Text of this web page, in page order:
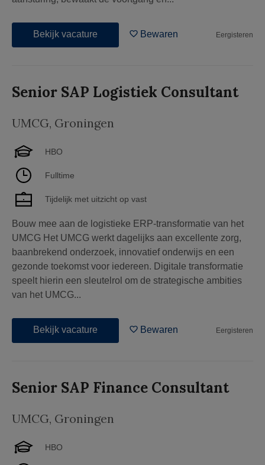
Bekijk vacature Bewaren Eergisteren
Senior SAP Logistiek Consultant
UMCG, Groningen
HBO
Fulltime
Tijdelijk met uitzicht op vast
Bouw mee aan de logistieke ERP-transformatie van het
UMCG Het UMCG werkt dagelijks aan excellente zorg,
baanbrekend onderzoek, innovatief onderwijs en een
gezonde toekomst voor iedereen. Digitale transformatie
speelt hierin een sleutelrol om de strategische ambities
van het UMCG...
Bekijk vacature Bewaren Eergisteren
Senior SAP Finance Consultant
UMCG, Groningen
HBO